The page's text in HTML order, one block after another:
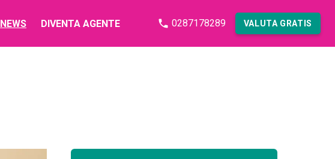
NEWS DIVENTA AGENTE 0287178289 VALUTA GRATIS